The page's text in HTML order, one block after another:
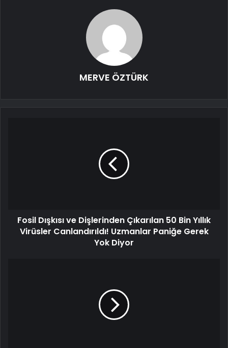
MERVE ÖZTÜRK
Fosil Dışkısı ve Dişlerinden Çıkarılan 50 Bin Yıllık
Virüsler Canlandırıldı! Uzmanlar Paniğe Gerek
Yok Diyor